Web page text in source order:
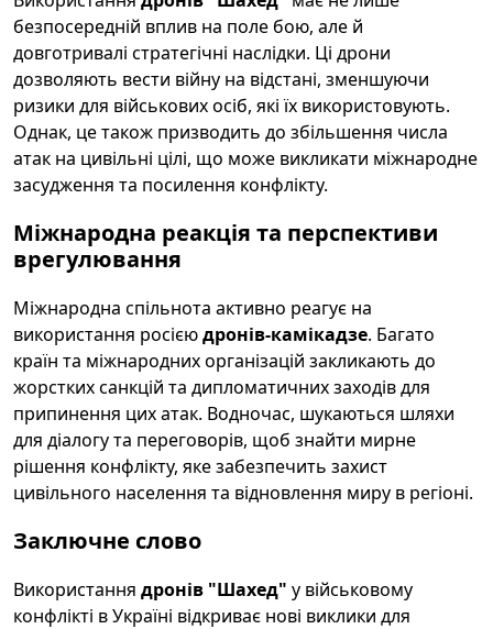
безпосередній вплив на поле бою, але й
довготривалі стратегічні наслідки. Ці дрони
дозволяють вести війну на відстані, зменшуючи
ризики для військових осіб, які їх використовують.
Однак, це також призводить до збільшення числа
атак на цивільні цілі, що може викликати міжнародне
засудження та посилення конфлікту.
Міжнародна реакція та перспективи
врегулювання
Міжнародна спільнота активно реагує на
використання росієюдронів-камікадзе. Багато
країн та міжнародних організацій закликають до
жорстких санкцій та дипломатичних заходів для
припинення цих атак. Водночас, шукаються шляхи
для діалогу та переговорів, щоб знайти мирне
рішення конфлікту, яке забезпечить захист
цивільного населення та відновлення миру в регіоні.
Заключне слово
Використання дронів "Шахед" у військовому
конфлікті в Україні відкриває нові виклики для